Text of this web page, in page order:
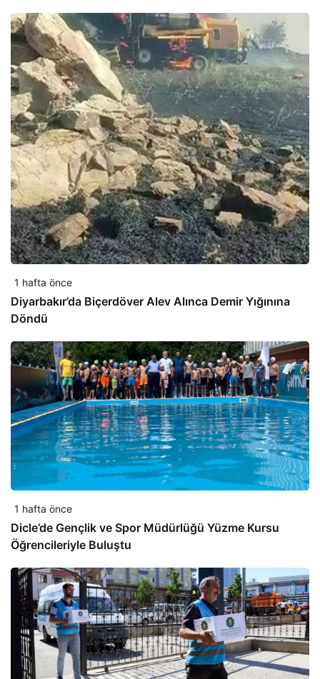
1 hafta önce
Diyarbakır’da Biçerdöver Alev Alınca Demir Yığınına
Döndü
1 hafta önce
Dicle’de Gençlik ve Spor Müdürlüğü Yüzme Kursu
Öğrencileriyle Buluştu